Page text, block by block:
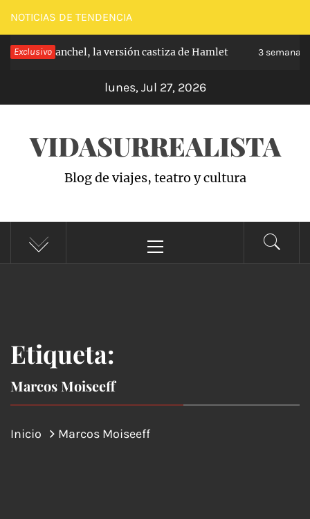
Saltar
al
contenido
NOTICIAS DE TENDENCIA
Exclusivo
de Carabanchel, la versión castiza de Hamlet 3 semanas
lunes, Jul 27, 2026
VIDASURREALISTA
Blog de viajes, teatro y cultura
principal
Etiqueta:
Marcos Moiseeff
Inicio Marcos Moiseeff